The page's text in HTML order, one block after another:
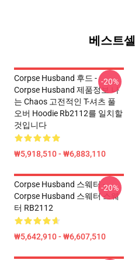
베스트
Corpse Husband 후드 -
Corpse Husband 제품정보 나
는 Chaos 고전적인 T-셔츠 풀
오버 Hoodie Rb2112를 일치할
것입니다
₩5,918,510 - ₩6,883,110
-20%
Corpse Husband 스웨터 -
Corpse Husband 스웨터 스웨
터 RB2112
₩5,642,910 - ₩6,607,510
-20%